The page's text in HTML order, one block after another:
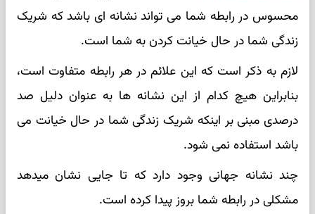
محسوس در رابطه شما می تواند نشانه ای باشد که شریک
زندگی شما در حال خیانت کردن به شما است.
لازم به ذکر است که این علائم در هر رابطه متفاوت است،
بنابراین هیچ کدام از این نشانه ها به عنوان دلیل صد
درصدی مبنی بر اینکه شریک زندگی شما در حال خیانت می
باشد استفاده نمی شود.
چند نشانه جهانی وجود دارد که تا جایی نشان میدهد
مشکلی در رابطه شما بروز پیدا کرده است.